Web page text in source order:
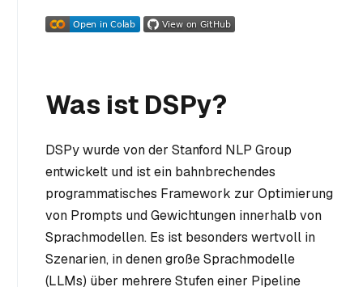
Was ist DSPy?
DSPy wurde von der Stanford NLP Group
entwickelt und ist ein bahnbrechendes
programmatisches Framework zur Optimierung
von Prompts und Gewichtungen innerhalb von
Sprachmodellen. Es ist besonders wertvoll in
Szenarien, in denen große Sprachmodelle
(LLMs) über mehrere Stufen einer Pipeline